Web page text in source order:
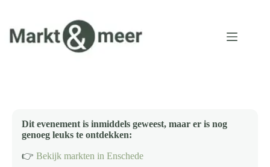
inhoud
Dit evenement is inmiddels geweest, maar er is nog
genoeg leuks te ontdekken:
👉 Bekijk markten in Enschede